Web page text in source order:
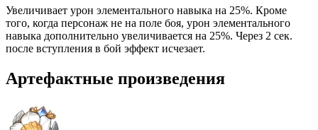
Увеличивает урон элементального навыка на 25%. Кроме
того, когда персонаж не на поле боя, урон элементального
навыка дополнительно увеличивается на 25%. Через 2 сек.
после вступления в бой эффект исчезает.
Артефактные произведения